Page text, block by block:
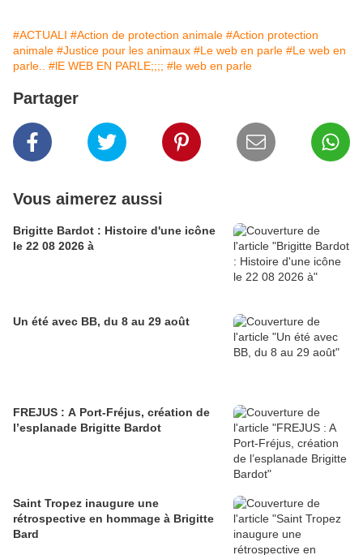
#ACTUALI #Action de protection animale #Action protection
animale #Justice pour les animaux #Le web en parle #Le web en
parle.. #lE WEB EN PARLE;;;; #le web en parle
Partager
Vous aimerez aussi
Brigitte Bardot : Histoire d'une icône
le 22 08 2026 à
Un été avec BB, du 8 au 29 août
FREJUS : A Port-Fréjus, création de
l’esplanade Brigitte Bardot
Saint Tropez inaugure une
rétrospective en hommage à Brigitte
Bard